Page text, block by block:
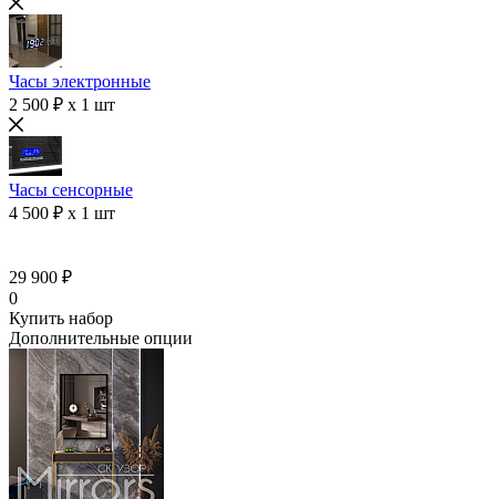
Часы электронные
2 500 ₽ x 1 шт
Часы сенсорные
4 500 ₽ x 1 шт
29 900 ₽
0
Купить набор
Дополнительные опции